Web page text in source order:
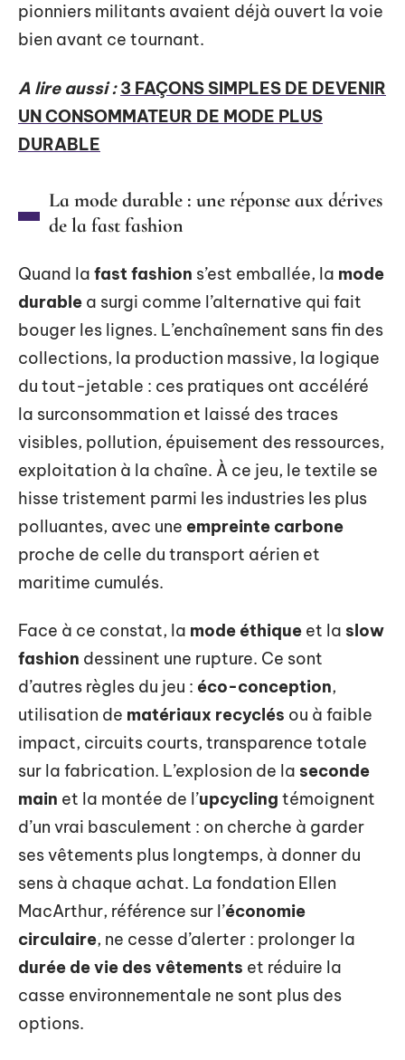
pionniers militants avaient déjà ouvert la voie
bien avant ce tournant.
A lire aussi : 3 FAÇONS SIMPLES DE DEVENIR
UN CONSOMMATEUR DE MODE PLUS
DURABLE
La mode durable : une réponse aux dérives
de la fast fashion
Quand la fast fashion s’est emballée, la mode
durable a surgi comme l’alternative qui fait
bouger les lignes. L’enchaînement sans fin des
collections, la production massive, la logique
du tout-jetable : ces pratiques ont accéléré
la surconsommation et laissé des traces
visibles, pollution, épuisement des ressources,
exploitation à la chaîne. À ce jeu, le textile se
hisse tristement parmi les industries les plus
polluantes, avec une empreinte carbone
proche de celle du transport aérien et
maritime cumulés.
Face à ce constat, la mode éthique et la slow
fashion dessinent une rupture. Ce sont
d’autres règles du jeu : éco-conception,
utilisation de matériaux recyclés ou à faible
impact, circuits courts, transparence totale
sur la fabrication. L’explosion de la seconde
main et la montée de l’upcycling témoignent
d’un vrai basculement : on cherche à garder
ses vêtements plus longtemps, à donner du
sens à chaque achat. La fondation Ellen
MacArthur, référence sur l’économie
circulaire, ne cesse d’alerter : prolonger la
durée de vie des vêtements et réduire la
casse environnementale ne sont plus des
options.